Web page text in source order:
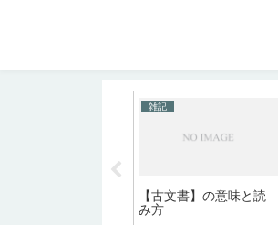
雑記
【古文書】の意味と読
み方